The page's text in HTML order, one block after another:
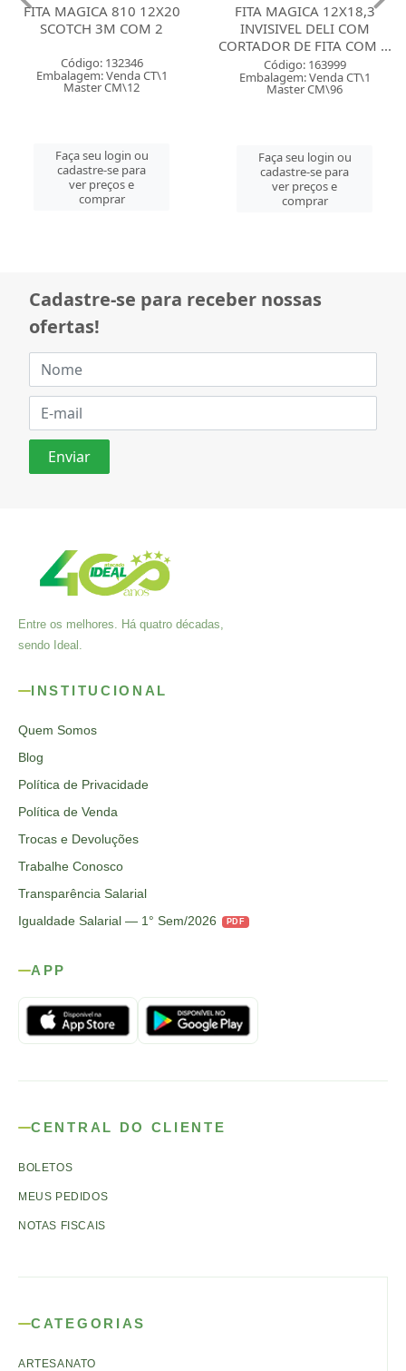
FITA MAGICA 810 12X20
SCOTCH 3M COM 2
Código: 132346
Embalagem: Venda CT\1
Master CM\12
Faça seu login ou
cadastre-se para
ver preços e
comprar
FITA MAGICA 12X18,3
INVISIVEL DELI COM
CORTADOR DE FITA COM ...
Código: 163999
Embalagem: Venda CT\1
Master CM\96
Faça seu login ou
cadastre-se para
ver preços e
comprar
Cadastre-se para receber nossas
ofertas!
Entre os melhores. Há quatro décadas,
sendo Ideal.
INSTITUCIONAL
Quem Somos
Blog
Política de Privacidade
Política de Venda
Trocas e Devoluções
Trabalhe Conosco
Transparência Salarial
Igualdade Salarial — 1° Sem/2026
PDF
APP
CENTRAL DO CLIENTE
BOLETOS
MEUS PEDIDOS
NOTAS FISCAIS
CATEGORIAS
ARTESANATO